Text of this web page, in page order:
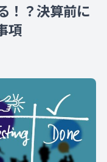
！？決算前に
項